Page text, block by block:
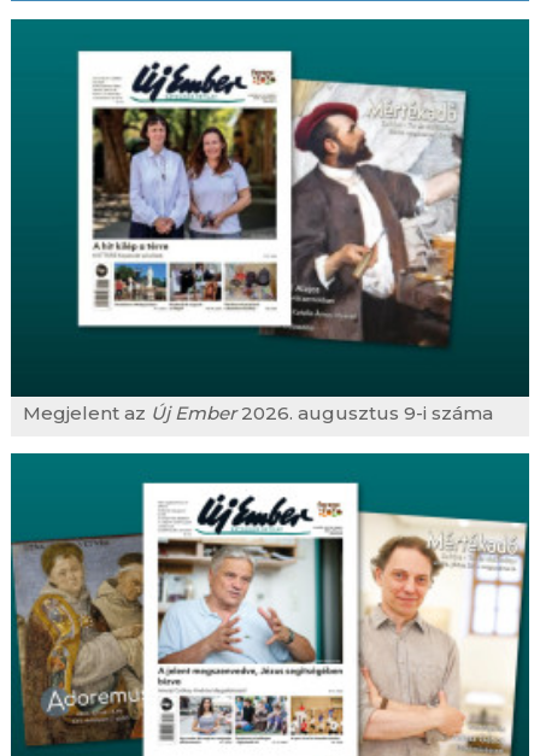
Megjelent az Új Ember2026. augusztus 9-i száma